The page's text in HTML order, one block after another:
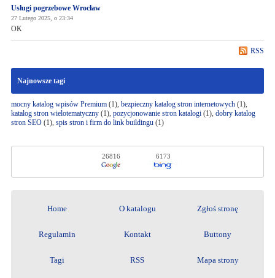
Usługi pogrzebowe Wrocław
27 Lutego 2025, o 23:34
OK
RSS
Najnowsze tagi
mocny katalog wpisów Premium(1), bezpieczny katalog stron internetowych(1),
katalog stron wielotematyczny(1), pozycjonowanie stron katalogi(1), dobry katalog
stron SEO(1), spis stron i firm do link buildingu(1)
26816 6173
Home O katalogu Zgłoś stronę
Regulamin Kontakt Buttony
Tagi RSS Mapa strony